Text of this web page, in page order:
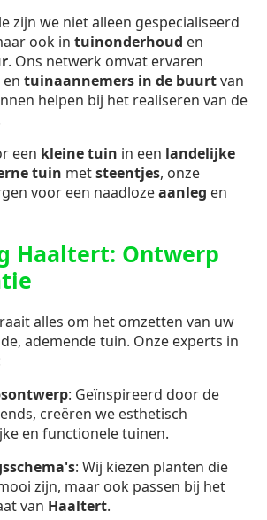
zijn we niet alleen gespecialiseerd
ook in tuinonderhoud en
. Ons netwerk omvat ervaren
en tuinaannemers in de buurtvan
helpen bij het realiseren van de
een kleine tuin in een landelijke
tuin metsteentjes, onze
voor een naadlozeaanleg en
Haaltert: Ontwerp
alles om het omzetten van uw
ademende tuin. Onze experts in
: Geïnspireerd door de
creëren we esthetisch
en functionele tuinen.
: Wij kiezen planten die
zijn, maar ook passen bij het
van Haaltert.